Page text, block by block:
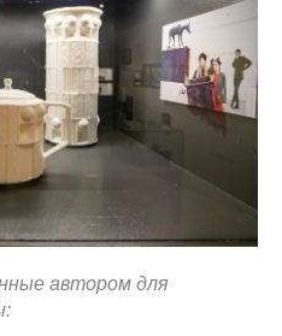
автором для